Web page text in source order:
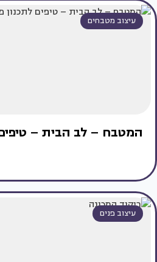
עיצוב מטבחים
המטבח – לב הבית – טיפים
עיצוב פנים